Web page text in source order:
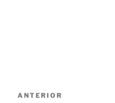
Navegação
Post
ANTERIOR